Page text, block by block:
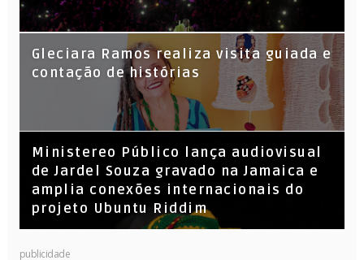
KL Jay (Racionais MC’s), DJ Raíz e DJ
Leandro Vitrola na BIGSHAKE 14
Gleciara Ramos realiza visita guiada e
contação de histórias
​Ministereo Público lança audiovisual
de Jardel Souza gravado na Jamaica e
amplia conexões internacionais do
projeto Ubuntu Riddim
publicidade